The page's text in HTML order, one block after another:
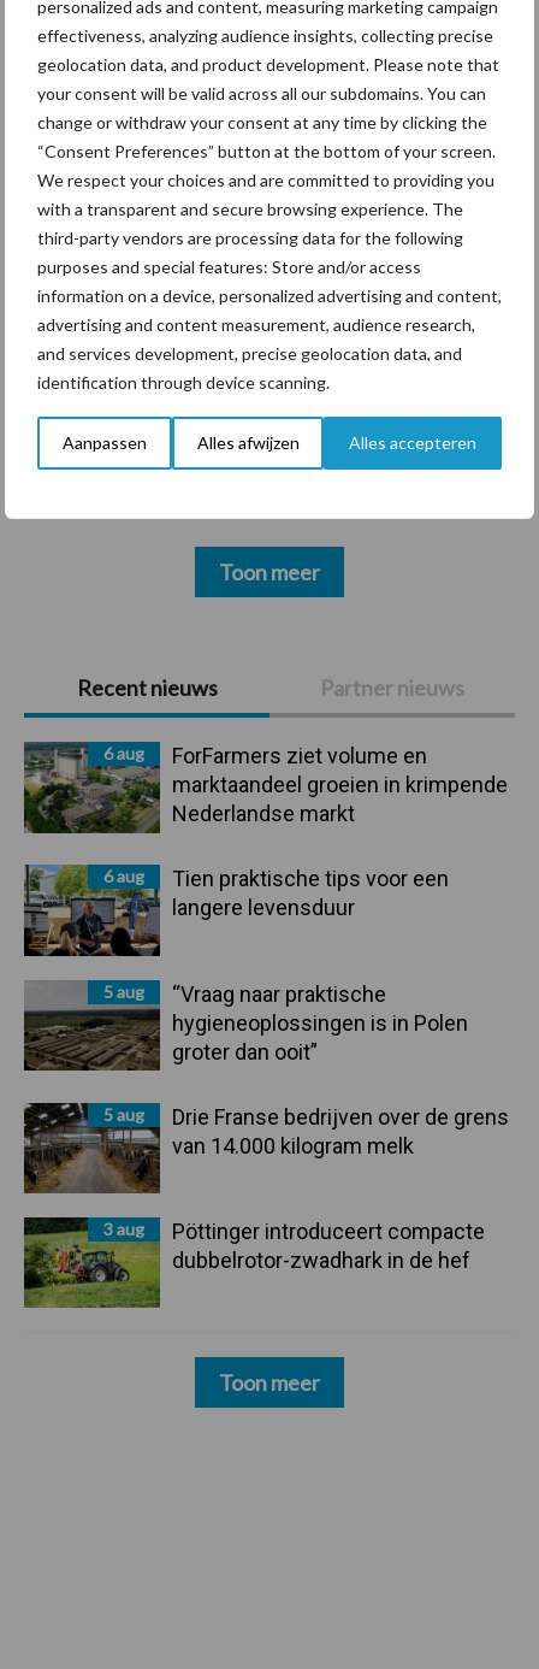
personalized ads and content, measuring marketing campaign
effectiveness, analyzing audience insights, collecting precise
geolocation data, and product development. Please note that
your consent will be valid across all our subdomains. You can
change or withdraw your consent at any time by clicking the
“Consent Preferences” button at the bottom of your screen.
We respect your choices and are committed to providing you
with a transparent and secure browsing experience. The
third-party vendors are processing data for the following
purposes and special features: Store and/or access
information on a device, personalized advertising and content,
advertising and content measurement, audience research,
and services development, precise geolocation data, and
identification through device scanning.
Aanpassen Alles afwijzen Alles accepteren
Primaire
Sidebar
Recent nieuws Partner nieuws
6 aug
ForFarmers ziet volume en
marktaandeel groeien in krimpende
Nederlandse markt
6 aug
Tien praktische tips voor een
langere levensduur
5 aug
“Vraag naar praktische
hygieneoplossingen is in Polen
groter dan ooit”
5 aug
Drie Franse bedrijven over de grens
van 14.000 kilogram melk
3 aug
Pöttinger introduceert compacte
dubbelrotor-zwadhark in de hef
Toon meer
“Vraag naar praktische
hygieneoplossingen is in
Polen groter dan ooit”
Themapagina's
Diergezondheid Bemesting Fokkerij
Beregening Bijproducten
Toon meer